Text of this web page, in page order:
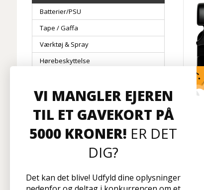
Batterier/PSU
Tape / Gaffa
Værktøj & Spray
Hørebeskyttelse
Elektronikdele
Transport & Lager
VI MANGLER EJEREN
TIL ET GAVEKORT PÅ
5000 KRONER! ER DET
DIG?
Det kan det blive! Udfyld dine oplysninger